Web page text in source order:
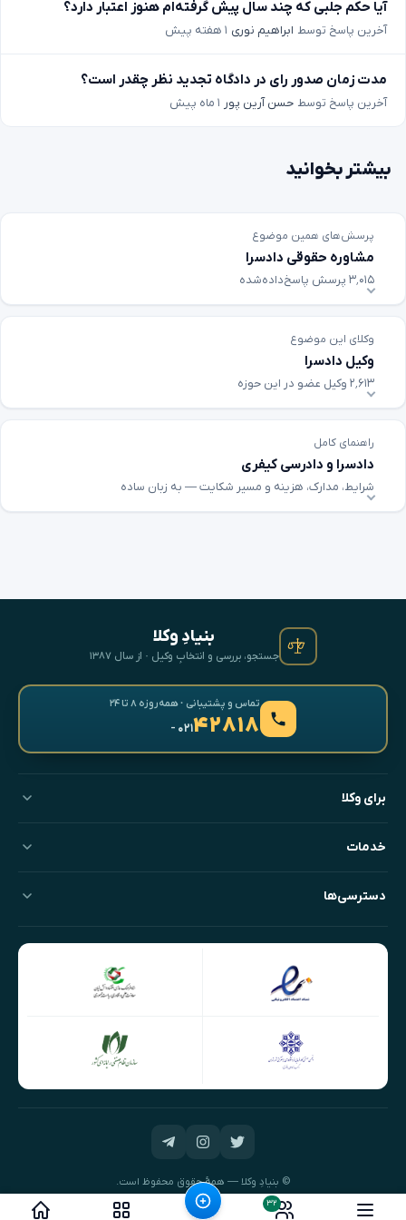
۳۲
آیا حکم جلبی که چند سال پیش گرفته‌ام هنوز اعتبار دارد؟
آخرین پاسخ توسط ابراهیم نوری ۱ هفته پیش
مدت زمان صدور رای در دادگاه تجدید نظر چقدر است؟
آخرین پاسخ توسط حسن آرین پور ۱ ماه پیش
بیشتر بخوانید
پرسش‌های همین موضوع
مشاوره حقوقی دادسرا
۳٬۰۱۵ پرسش پاسخ‌داده‌شده
وکلای این موضوع
وکیل دادسرا
۲٬۶۱۳ وکیل عضو در این حوزه
راهنمای کامل
دادسرا و دادرسی کیفری
شرایط، مدارک، هزینه و مسیر شکایت — به زبان ساده
بنیادِ وکلا
جستجو، بررسی و انتخابِ وکیل · از سال ۱۳۸۷
تماس و پشتیبانی · همه‌روزه ۸ تا ۲۴
۴۲۸۱۸- ۰۲۱
برای وکلا
خدمات
دسترسی‌ها
© بنیادِ وکلا — همهٔ حقوق محفوظ است.
طراحی و توسعه:نیک‌داده‌پرداز